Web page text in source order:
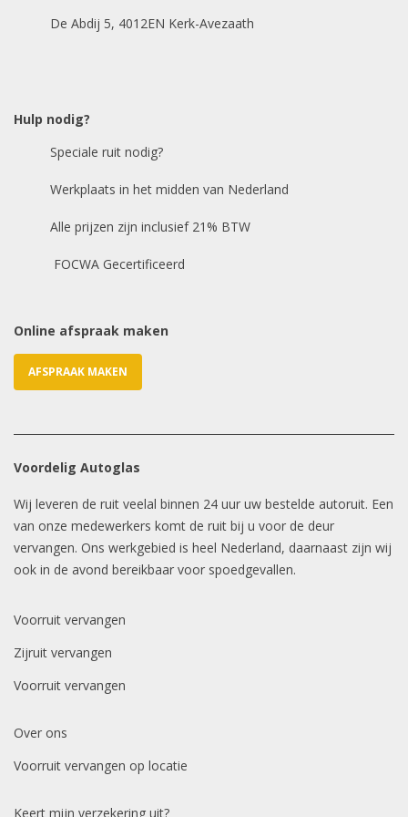
E-mailadres *
De Abdij 5, 4012EN Kerk-Avezaath
Hulp nodig?
Speciale ruit nodig?
Werkplaats in het midden van Nederland
Alle prijzen zijn inclusief 21% BTW
FOCWA Gecertificeerd
Online afspraak maken
AFSPRAAK MAKEN
Voordelig Autoglas
Wij leveren de ruit veelal binnen 24 uur uw bestelde autoruit. Een
van onze medewerkers komt de ruit bij u voor de deur
vervangen. Ons werkgebied is heel Nederland, daarnaast zijn wij
ook in de avond bereikbaar voor spoedgevallen.
Voorruit vervangen
Zijruit vervangen
Voorruit vervangen
Over ons
Voorruit vervangen op locatie
Keert mijn verzekering uit?